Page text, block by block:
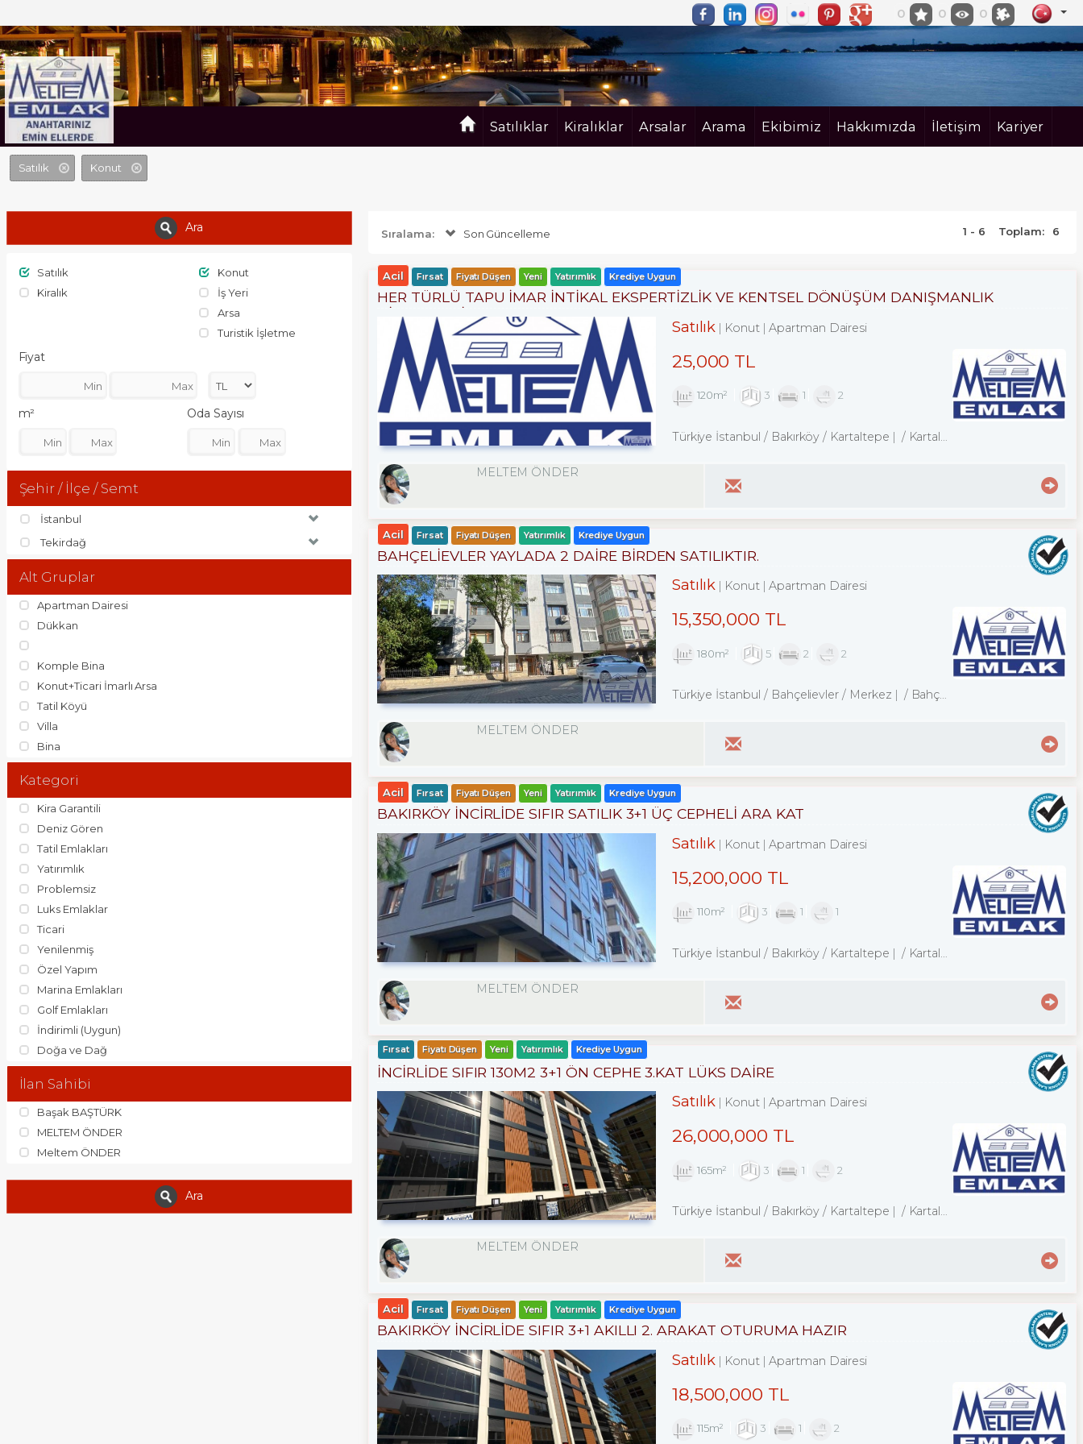
0 0 0
Satılıklar Kiralıklar Arsalar Arama Ekibimiz Hakkımızda İletişim Kariyer
Satılık Konut
Ara
Satılık
Kiralık
Konut
İş Yeri
Arsa
Turistik İşletme
Fiyat
m² Oda Sayısı
Şehir / İlçe / Semt
İstanbul
Tekirdağ
Alt Gruplar
Apartman Dairesi
Dükkan
Komple Bina
Konut+Ticari İmarlı Arsa
Tatil Köyü
Villa
Bina
Kategori
Kira Garantili
Deniz Gören
Tatil Emlakları
Yatırımlık
Problemsiz
Luks Emlaklar
Ticari
Yenilenmiş
Özel Yapım
Marina Emlakları
Golf Emlakları
İndirimli (Uygun)
Doğa ve Dağ
İlan Sahibi
Başak BAŞTÜRK
MELTEM ÖNDER
Meltem ÖNDER
Ara
Sıralama: Son Güncelleme 1 - 6 Toplam: 6
Acil Fırsat Fiyatı Düşen Yeni Yatırımlık Krediye Uygun
HER TÜRLÜ TAPU İMAR İNTİKAL EKSPERTİZLİK VE KENTSEL DÖNÜŞÜM DANIŞMANLIK
HİZMETLERİ
Satılık Konut Apartman Dairesi
25,000 TL
120m² 3 1 2
Türkiye İstanbul / Bakırköy / Kartaltepe / Kartaltepe Mah.
MELTEM ÖNDER
Acil Fırsat Fiyatı Düşen Yatırımlık Krediye Uygun
BAHÇELİEVLER YAYLADA 2 DAİRE BİRDEN SATILIKTIR.
Satılık Konut Apartman Dairesi
15,350,000 TL
180m² 5 2 2
Türkiye İstanbul / Bahçelievler / Merkez / Bahçelievler Mah.
MELTEM ÖNDER
Acil Fırsat Fiyatı Düşen Yeni Yatırımlık Krediye Uygun
BAKIRKÖY İNCİRLİDE SIFIR SATILIK 3+1 ÜÇ CEPHELİ ARA KAT
Satılık Konut Apartman Dairesi
15,200,000 TL
110m² 3 1 1
Türkiye İstanbul / Bakırköy / Kartaltepe / Kartaltepe Mah.
MELTEM ÖNDER
Fırsat Fiyatı Düşen Yeni Yatırımlık Krediye Uygun
İNCİRLİDE SIFIR 130M2 3+1 ÖN CEPHE 3.KAT LÜKS DAİRE
Satılık Konut Apartman Dairesi
26,000,000 TL
165m² 3 1 2
Türkiye İstanbul / Bakırköy / Kartaltepe / Kartaltepe Mah.
MELTEM ÖNDER
Acil Fırsat Fiyatı Düşen Yeni Yatırımlık Krediye Uygun
BAKIRKÖY İNCİRLİDE SIFIR 3+1 AKILLI 2. ARAKAT OTURUMA HAZIR
Satılık Konut Apartman Dairesi
18,500,000 TL
115m² 3 1 2